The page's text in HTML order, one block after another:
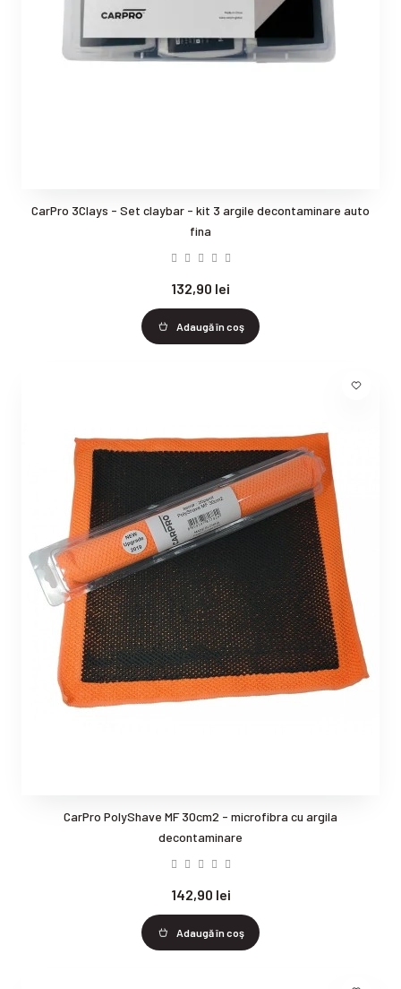
CarPro 3Clays - Set claybar - kit 3 argile decontaminare auto
fina
132,90 lei
Adaugă în coş
CarPro PolyShave MF 30cm2 - microfibra cu argila
decontaminare
142,90 lei
Adaugă în coş